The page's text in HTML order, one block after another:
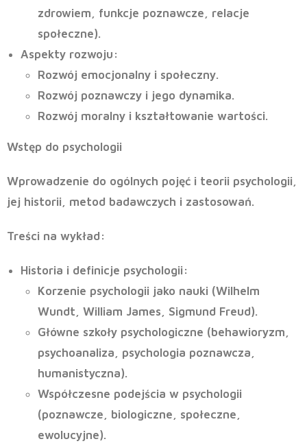
zdrowiem, funkcje poznawcze, relacje
społeczne).
Aspekty rozwoju :
Rozwój emocjonalny i społeczny.
Rozwój poznawczy i jego dynamika.
Rozwój moralny i kształtowanie wartości.
Wstęp do psychologii
Wprowadzenie do ogólnych pojęć i teorii psychologii,
jej historii, metod badawczych i zastosowań.
Treści na wykład:
Historia i definicje psychologii :
Korzenie psychologii jako nauki (Wilhelm
Wundt, William James, Sigmund Freud).
Główne szkoły psychologiczne (behawioryzm,
psychoanaliza, psychologia poznawcza,
humanistyczna).
Współczesne podejścia w psychologii
(poznawcze, biologiczne, społeczne,
ewolucyjne).